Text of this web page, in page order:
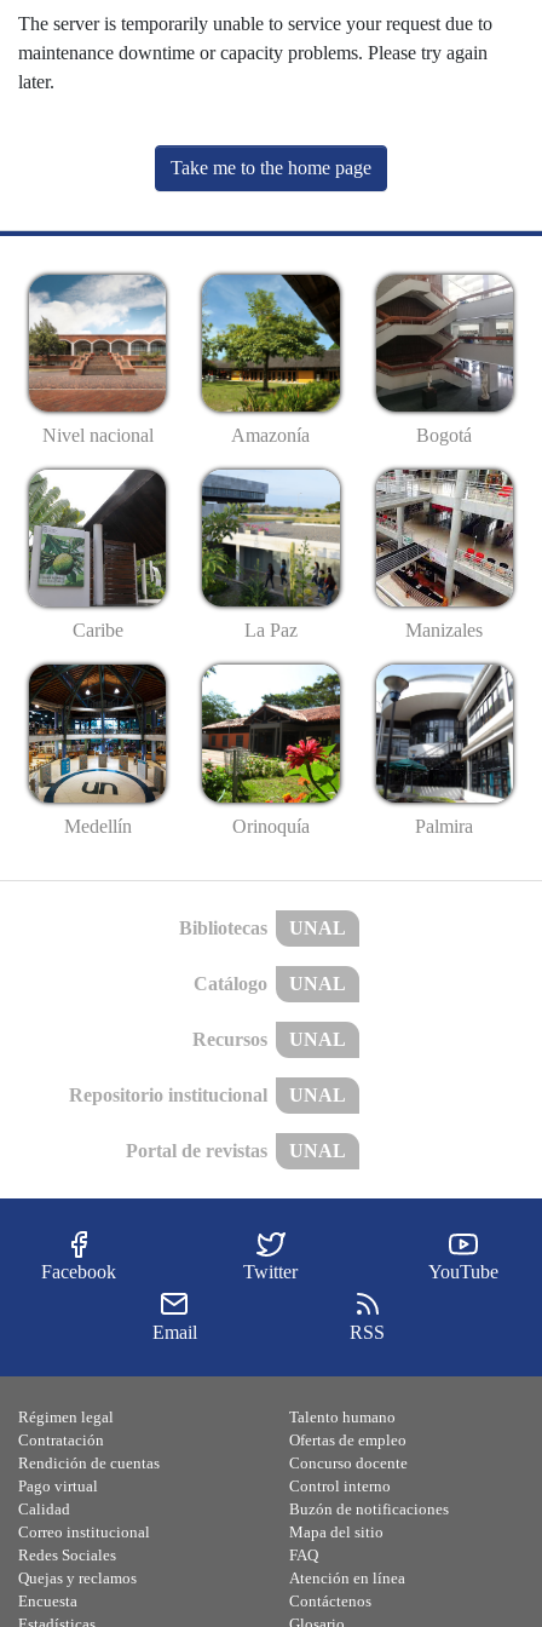
The server is temporarily unable to service your request due to
maintenance downtime or capacity problems. Please try again
later.
Take me to the home page
Nivel nacional Amazonía Bogotá
Caribe La Paz Manizales
Medellín Orinoquía Palmira
Bibliotecas UNAL
Catálogo UNAL
Recursos UNAL
Repositorio institucional UNAL
Portal de revistas UNAL
Facebook Twitter YouTube
Email RSS
Régimen legal
Contratación
Rendición de cuentas
Pago virtual
Calidad
Talento humano
Ofertas de empleo
Concurso docente
Control interno
Buzón de notificaciones
Correo institucional
Redes Sociales
Quejas y reclamos
Encuesta
Mapa del sitio
FAQ
Atención en línea
Contáctenos